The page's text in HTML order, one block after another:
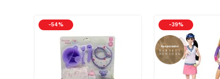
-54 % -39 %